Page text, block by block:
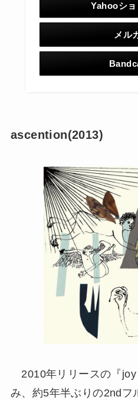
Yahooシ
メル
ascention(2013)
2010年リリースの『
み、約5年半ぶりの2ndフ